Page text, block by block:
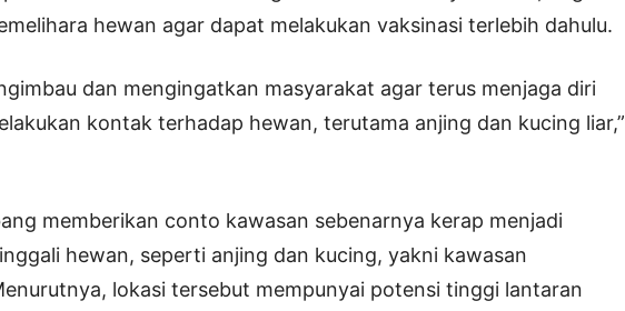
hewan agar dapat melakukan vaksinasi terlebih dahulu.
dan mengingatkan masyarakat agar terus menjaga diri
kontak terhadap hewan, terutama anjing dan kucing liar,”
memberikan conto kawasan sebenarnya kerap menjadi
hewan, seperti anjing dan kucing, yakni kawasan
lokasi tersebut mempunyai potensi tinggi lantaran